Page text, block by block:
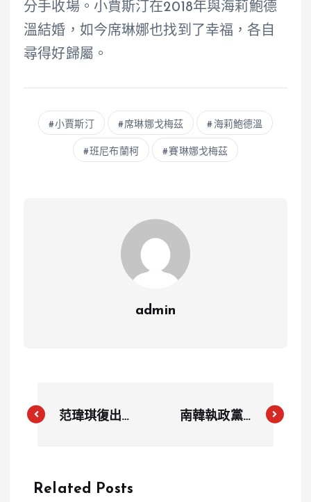
分手收場。小賈斯汀在2018年與海莉鮑德
溫結婚，如今席琳娜也找到了幸福，各自
尋得好歸屬。
小賈斯汀 席琳娜戈梅茲 海莉鮑德溫
班尼布蘭柯 賽琳娜戈梅茲
admin
范瑋琪復出又
聲不忍了」
南韓執政黨7
Related Posts